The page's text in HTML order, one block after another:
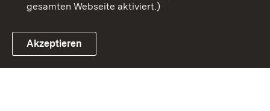
Link zum Landesportal
gesamten Webseite aktiviert.)
Akzeptieren